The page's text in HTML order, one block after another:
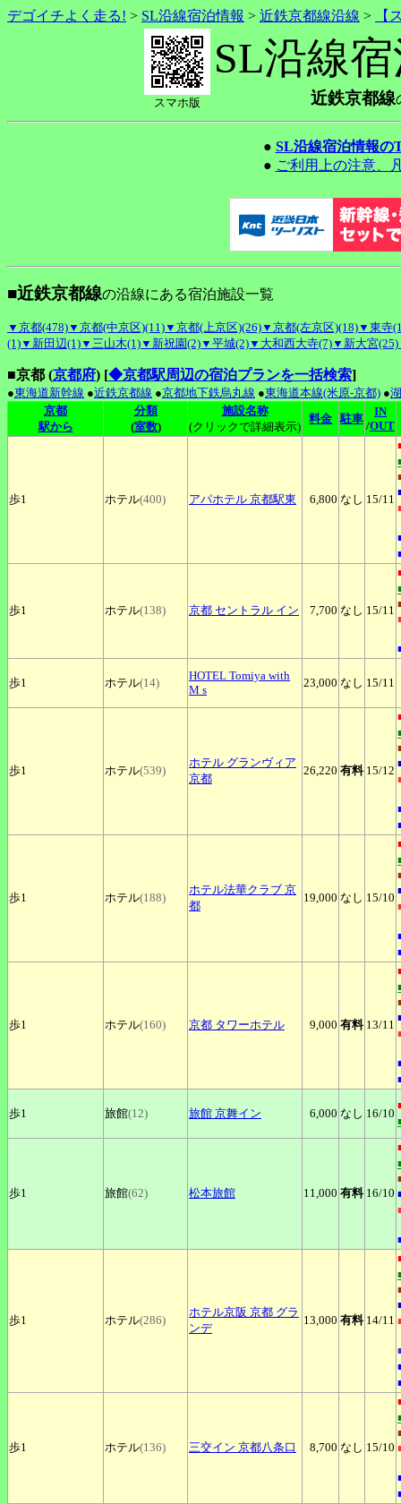
デゴイチよく走る! > SL沿線宿泊情報 > 近鉄京都線沿線 > 【
スマホ版
SL沿線
近鉄京都線
● SL沿線宿泊情報の
● ご利用上の注意、
■近鉄京都線の沿線にある宿泊施設一覧
▼京都(478)▼京都(中京区)(11)▼京都(上京区)(26)▼京都(左京区)(18)▼東寺
(1)▼新田辺(1)▼三山木(1)▼新祝園(2)▼平城(2)▼大和西大寺(7)▼新大宮(25)
■京都 (京都府) [◆京都駅周辺の宿泊プランを一括検索]
●東海道新幹線 ●近鉄京都線 ●京都地下鉄烏丸線 ●東海道本線(米原-京都) ●
京都
駅から
分類
(室数)
施設名称
(クリックで詳細表示)
料金 駐車
IN
/OUT
歩1 ホテル(400) アパホテル 京都駅東 6,800 なし 15/11
歩1 ホテル(138) 京都 セントラル イン 7,700 なし 15/11
歩1 ホテル(14)
HOTEL Tomiya with
M s
23,000 なし 15/11
歩1 ホテル(539)
ホテル グランヴィア
京都
26,220 有料 15/12
歩1 ホテル(188)
ホテル法華クラブ 京
都
19,000 なし 15/10
歩1 ホテル(160) 京都 タワーホテル 9,000 有料 13/11
歩1 旅館(12) 旅館 京舞イン 6,000 なし 16/10
歩1 旅館(62) 松本旅館 11,000 有料 16/10
歩1 ホテル(286)
ホテル京阪 京都 グラ
ンデ
13,000 有料 14/11
歩1 ホテル(136) 三交イン 京都八条口 8,700 なし 15/10